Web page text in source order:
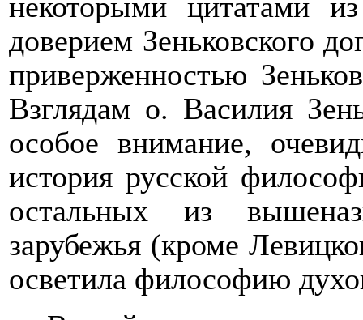
некоторыми цитатами
доверием Зеньковского
приверженностью
Взглядам о. Василия
особое внимание,
история русской
остальных из
зарубежья (кроме
осветила философию